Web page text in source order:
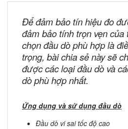
Để đảm bảo tín hiệu đo
đảm bảo tính trọn vẹn
chọn đầu dò phù hợp là
trọng, bài chia sẻ này sẽ
được các loại đầu dò và
dò phù hợp nhất.
Ứng dụng và sử dụng đầu dò
Đầu dò vi sai tốc độ cao